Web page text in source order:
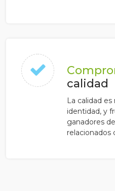
calidad
La calidad
identidad, y
ganadores
relacionados